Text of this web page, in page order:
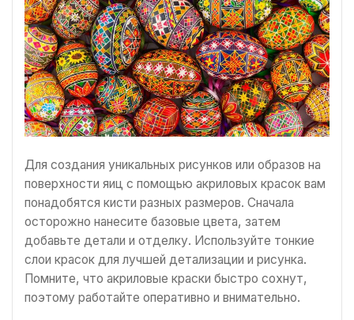
Для создания уникальных рисунков или образов на
поверхности яиц с помощью акриловых красок вам
понадобятся кисти разных размеров. Сначала
осторожно нанесите базовые цвета, затем
добавьте детали и отделку. Используйте тонкие
слои красок для лучшей детализации и рисунка.
Помните, что акриловые краски быстро сохнут,
поэтому работайте оперативно и внимательно.